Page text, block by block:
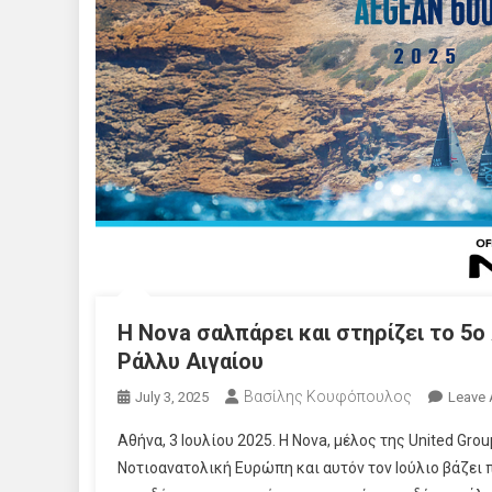
Η Nova σαλπάρει και στηρίζει το
Ράλλυ Αιγαίου
July 3, 2025 Βασίλης Κουφόπουλος Leave
Αθήνα, 3 Ιουλίου 2025. Η Nova, μέλος της United
Νοτιοανατολική Ευρώπη και αυτόν τον Ιούλιο